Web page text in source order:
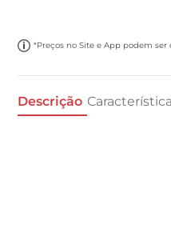
*Preços no Site e App podem ser
Descrição